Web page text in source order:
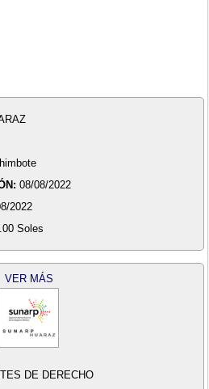
08/08/2022
2022
Soles
VER MÁS
DE DERECHO